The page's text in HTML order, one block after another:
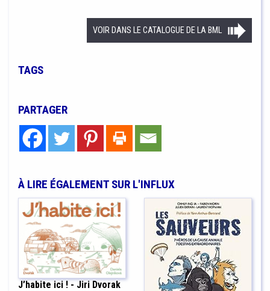
VOIR DANS LE CATALOGUE DE LA BML
TAGS
PARTAGER
À LIRE ÉGALEMENT SUR L'INFLUX
J’habite ici ! - Jiri Dvorak